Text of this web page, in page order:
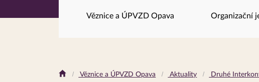
Věznice a ÚPVZD Opava Organizační
Drobečková
Věznice a ÚPVZD Opava Aktuality Druhé